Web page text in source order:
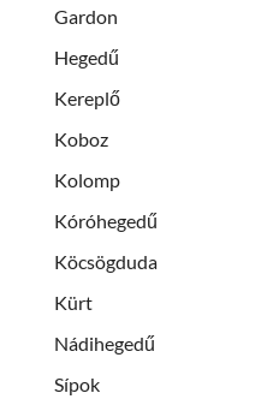
Gardon
Hegedű
Kereplő
Koboz
Kolomp
Kóróhegedű
Köcsögduda
Kürt
Nádihegedű
Sípok